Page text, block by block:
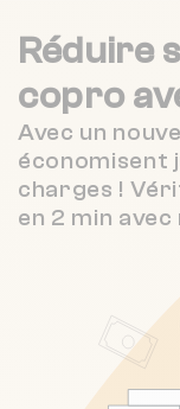
Nombre de
6 pl
Nombre de
14 pl jean
Nombre de
Réduire
copro
Avec un
économisent
charges !
en 2 min